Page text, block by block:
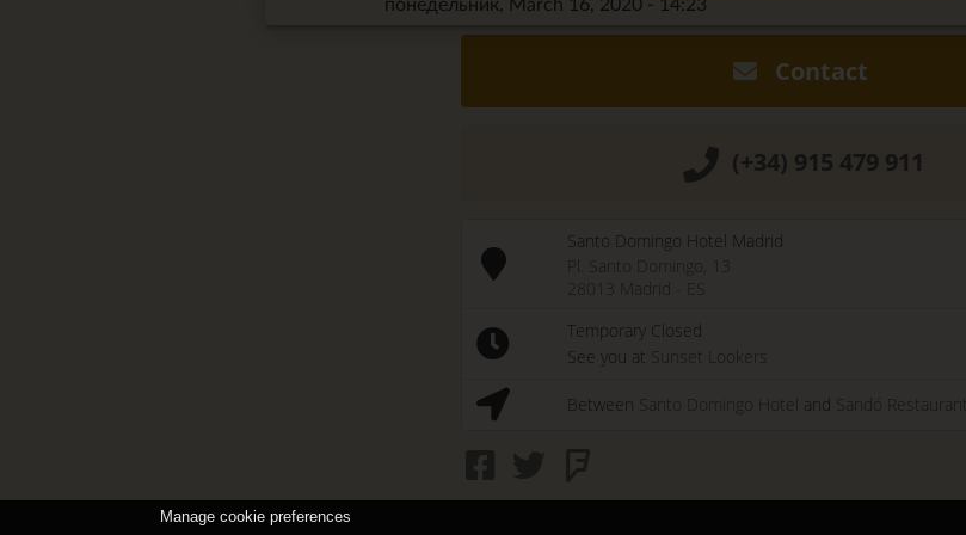
Contact
(+34) 915 479 911
Santo Domingo Hotel Madrid
Pl. Santo Domingo, 13
28013
Madrid
Temporary Closed
See you at
Sunset Lookers
Between Santo Domingo Hotel and Sandó Restaurant
Manage cookie preferences